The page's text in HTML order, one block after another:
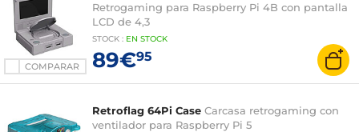
COMPARAR
Retrogaming para Raspberry Pi 4B con pantalla
LCD de 4,3
STOCK : EN STOCK
89€95
Retroflag 64Pi Case Carcasa retrogaming con
ventilador para Raspberry Pi 5